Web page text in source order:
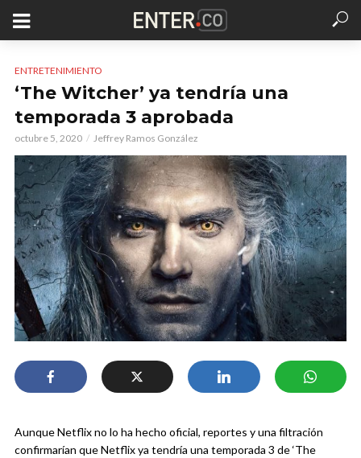
ENTRETENIMIENTO
‘The Witcher’ ya tendría una
temporada 3 aprobada
octubre 5, 2020 Jeffrey Ramos González
Aunque Netflix no lo ha hecho oficial, reportes y una filtración
confirmarían que Netflix ya tendría una temporada 3 de ‘The